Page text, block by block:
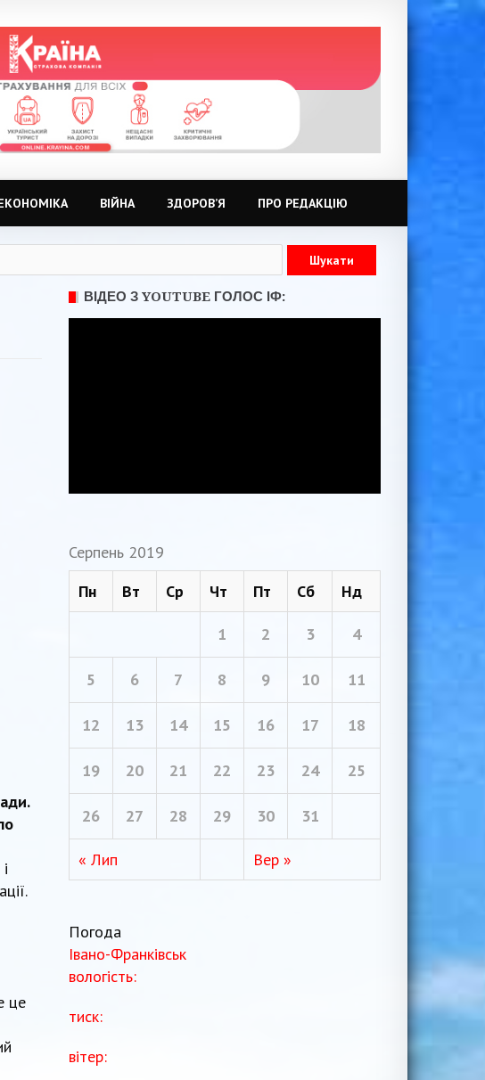
ВІЙНА ЗДОРОВ’Я ПРО РЕДАКЦІЮ
це
ВІДЕО З YOUTUBE ГОЛОС ІФ:
Серпень 2019
Пн
Вт Ср Чт Пт Сб Нд
« Лип Вер »
1 2 3 4
5 6 7 8 9 10 11
12 13 14 15 16 17 18
19 20 21 22 23 24 25
26 27 28 29 30 31
Погода
Івано-Франківськ
вологість:
тиск:
вітер: